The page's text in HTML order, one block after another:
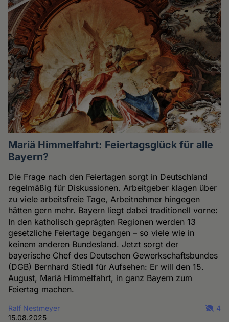
Mariä Himmelfahrt: Feiertagsglück für alle
Bayern?
Die Frage nach den Feiertagen sorgt in Deutschland
regelmäßig für Diskussionen. Arbeitgeber klagen über
zu viele arbeitsfreie Tage, Arbeitnehmer hingegen
hätten gern mehr. Bayern liegt dabei traditionell vorne:
In den katholisch geprägten Regionen werden 13
gesetzliche Feiertage begangen – so viele wie in
keinem anderen Bundesland. Jetzt sorgt der
bayerische Chef des Deutschen Gewerkschaftsbundes
(DGB) Bernhard Stiedl für Aufsehen: Er will den 15.
August, Mariä Himmelfahrt, in ganz Bayern zum
Feiertag machen.
Ralf Nestmeyer
15.08.2025
4